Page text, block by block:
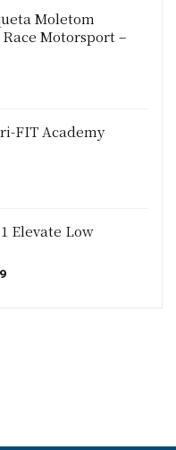
Moletom
Motorsport –
FIT Academy
Elevate Low
O